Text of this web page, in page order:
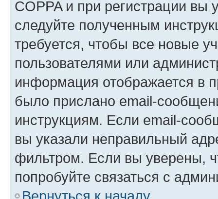
COPPA и при регистрации вы
следуйте полученным
требуется, чтобы все новые
пользователями или
информация отображается в
было прислано email-
инструкциям. Если email-
вы указали неправильный
фильтром. Если вы уверены,
попробуйте связаться с
Вернуться к началу